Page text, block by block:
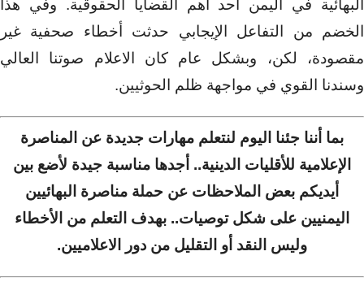
البهائية في اليمن أحد أهم القضايا الحقوقية. وفي هذا
الخضم من التفاعل الإيجابي حدثت أخطاء صحفية غير
مقصودة، لكن، وبشكل عام كان الاعلام صوتنا العالي
وسندنا القوي في مواجهة ظلم الحوثيين.
بما أننا جئنا اليوم لنتعلم مهارات جديدة عن المناصرة
الإعلامية للأقليات الدينية.. أجدها مناسبة جيدة لأضع بين
أيديكم بعض الملاحظات عن حملة مناصرة البهائيين
اليمنيين على شكل توصيات.. بهدف التعلم من الأخطاء
وليس النقد أو التقليل من دور الاعلاميين.